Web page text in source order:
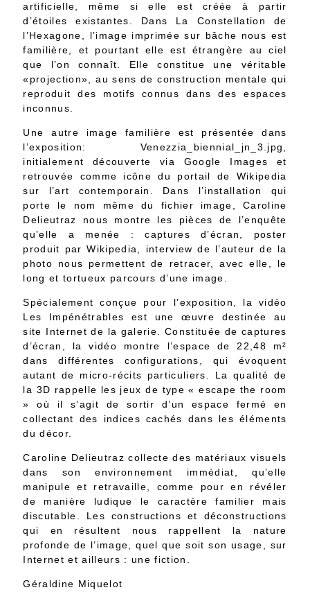
artificielle, même si elle est créée à partir
d’étoiles existantes. Dans La Constellation de
l’Hexagone, l’image imprimée sur bâche nous est
familière, et pourtant elle est étrangère au ciel
que l’on connaît. Elle constitue une véritable
«projection», au sens de construction mentale qui
reproduit des motifs connus dans des espaces
inconnus.
Une autre image familière est présentée dans
l’exposition: Venezzia_biennial_jn_3.jpg,
initialement découverte via Google Images et
retrouvée comme icône du portail de Wikipedia
sur l’art contemporain. Dans l’installation qui
porte le nom même du fichier image, Caroline
Delieutraz nous montre les pièces de l’enquête
qu’elle a menée : captures d’écran, poster
produit par Wikipedia, interview de l’auteur de la
photo nous permettent de retracer, avec elle, le
long et tortueux parcours d’une image.
Spécialement conçue pour l’exposition, la vidéo
Les Impénétrables est une œuvre destinée au
site Internet de la galerie. Constituée de captures
d’écran, la vidéo montre l’espace de 22,48 m²
dans différentes configurations, qui évoquent
autant de micro-récits particuliers. La qualité de
la 3D rappelle les jeux de type « escape the room
» où il s’agit de sortir d’un espace fermé en
collectant des indices cachés dans les éléments
du décor.
Caroline Delieutraz collecte des matériaux visuels
dans son environnement immédiat, qu’elle
manipule et retravaille, comme pour en révéler
de manière ludique le caractère familier mais
discutable. Les constructions et déconstructions
qui en résultent nous rappellent la nature
profonde de l’image, quel que soit son usage, sur
Internet et ailleurs : une fiction.
Géraldine Miquelot